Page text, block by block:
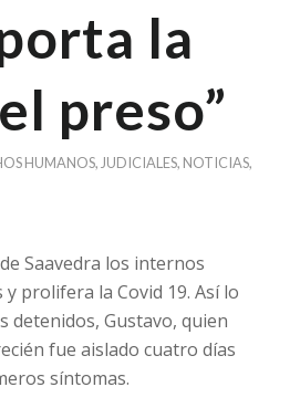
la
preso”
HUMANOS, JUDICIALES, NOTICIAS,
Saavedra los internos
prolifera la Covid 19. Así lo
detenidos, Gustavo, quien
fue aislado cuatro días
síntomas.